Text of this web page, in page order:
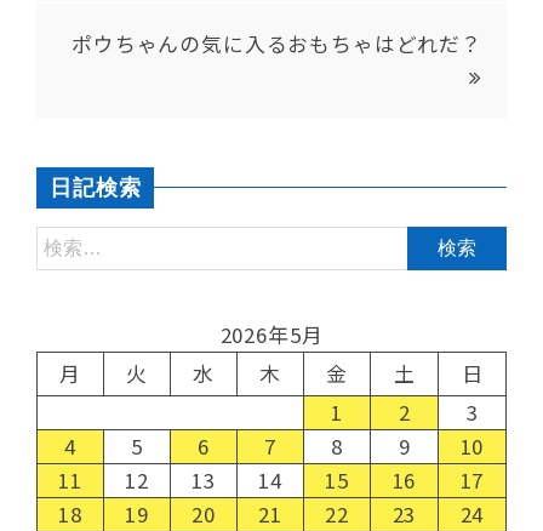
ポウちゃんの気に入るおもちゃはどれだ？
日記検索
2026年5月
月
火 水 木 金 土
日
1
2
3
4
5 6 7 8 9
10
11
12 13 14 15 16
17
18
19 20 21 22 23
24